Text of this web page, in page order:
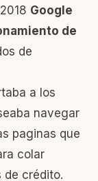
Google
de
de
a los
navegar
paginas que
colar
de crédito.